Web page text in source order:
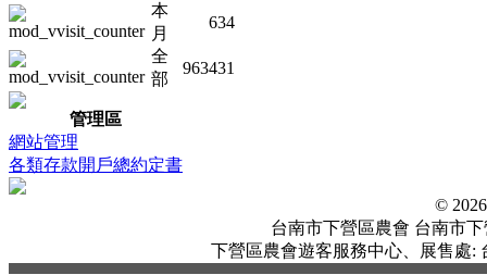
本
月
634
全
部
963431
管理區
網站管理
各類存款開戶總約定書
©
台南市下營區農會 台南市下
下營區農會遊客服務中心、展售處: